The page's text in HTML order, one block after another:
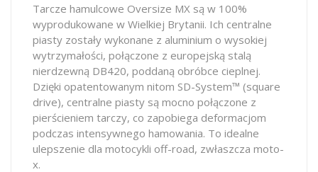
Tarcze hamulcowe Oversize MX są w 100%
wyprodukowane w Wielkiej Brytanii. Ich centralne
piasty zostały wykonane z aluminium o wysokiej
wytrzymałości, połączone z europejską stalą
nierdzewną DB420, poddaną obróbce cieplnej.
Dzięki opatentowanym nitom SD-System™ (square
drive), centralne piasty są mocno połączone z
pierścieniem tarczy, co zapobiega deformacjom
podczas intensywnego hamowania. To idealne
ulepszenie dla motocykli off-road, zwłaszcza moto-
x.